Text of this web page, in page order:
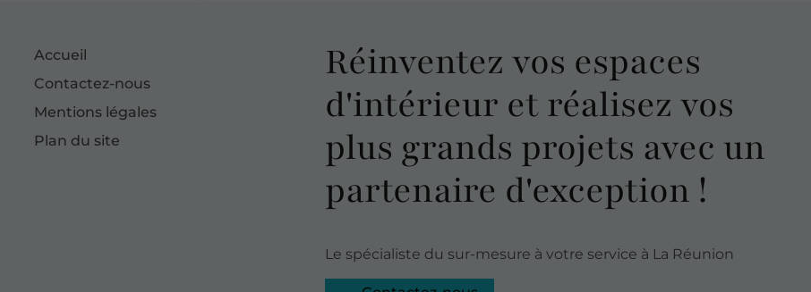
Accueil
Contactez-nous
Mentions légales
Plan du site
Réinventez vos espaces
d'intérieur et réalisez vos
plus grands projets avec un
partenaire d'exception !
Le spécialiste du sur-mesure à votre service à La Réunion